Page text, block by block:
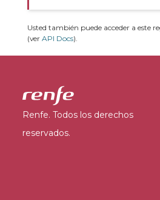
Usted también puede acceder a este
(ver API Docs).
Renfe. Todos los derechos
reservados.